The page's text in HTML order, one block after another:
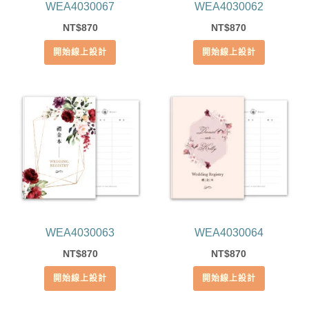
WEA4030067
NT$870
開始線上設計
WEA4030062
NT$870
開始線上設計
WEA4030063
NT$870
開始線上設計
WEA4030064
NT$870
開始線上設計